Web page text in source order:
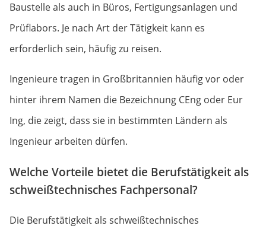
Baustelle als auch in Büros, Fertigungsanlagen und
Prüflabors. Je nach Art der Tätigkeit kann es
erforderlich sein, häufig zu reisen.
Ingenieure tragen in Großbritannien häufig vor oder
hinter ihrem Namen die Bezeichnung CEng oder Eur
Ing, die zeigt, dass sie in bestimmten Ländern als
Ingenieur arbeiten dürfen.
Welche Vorteile bietet die Berufstätigkeit als
schweißtechnisches Fachpersonal?
Die Berufstätigkeit als schweißtechnisches